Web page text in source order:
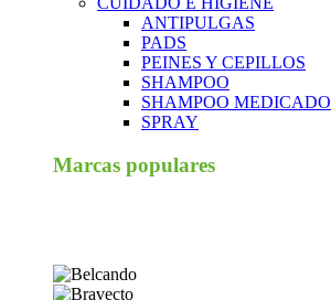
ANTIPULGAS
PADS
PEINES Y CEPILLOS
SHAMPOO
SHAMPOO MEDICADO
SPRAY
Marcas populares